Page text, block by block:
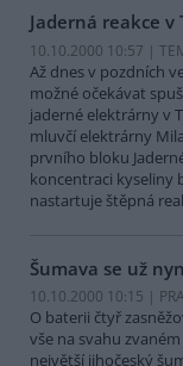
Jaderná reakce v
10.10.2000 10:57 |
Až dnes v pozdních
možné očekávat
jaderné elektrárny v
mluvčí elektrárny
prvního bloku
koncentraci kyseliny
nastartuje štěpná
Šumava se už
10.10.2000 10:15 |
O baterii čtyř
vše na svahu
největší jihočeský